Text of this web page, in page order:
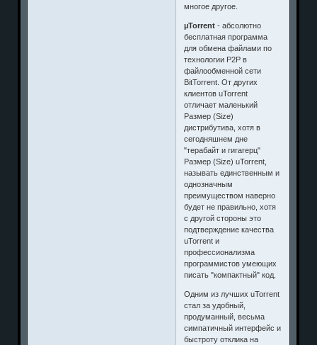
многое другое.
µTorrent - абсолютно
бесплатная программа
для обмена файлами по
технологии P2P в
файлообменной сети
BitTorrent. От других
клиентов uTorrent
отличает маленький
Размер (Size)
дистрибутива, хотя в
сегодняшнем дне
"терабайт и гигагерц"
Размер (Size) uTorrent,
называть единственным и
однозначным
преимуществом наверно
будет не правильно, хотя
с другой стороны это
подтверждение качества
uTorrent и
профессионализма
программистов умеющих
писать "компактный" код.
Одним из лучших uTorrent
стал за удобный,
продуманный, весьма
симпатичный интерфейс и
быстроту отклика на